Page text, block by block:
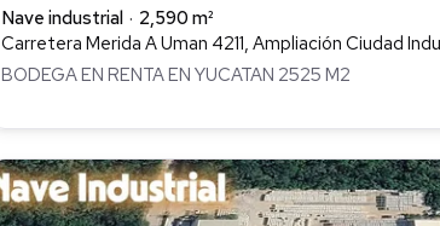
Nave industrial
2,590 m²
BODEGA EN RENTA EN YUCATAN 2525 M2